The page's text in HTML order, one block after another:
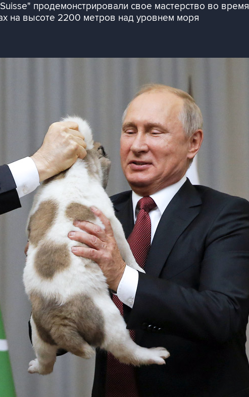
продемонстрировали свое мастерство во время
на высоте 2200 метров над уровнем моря